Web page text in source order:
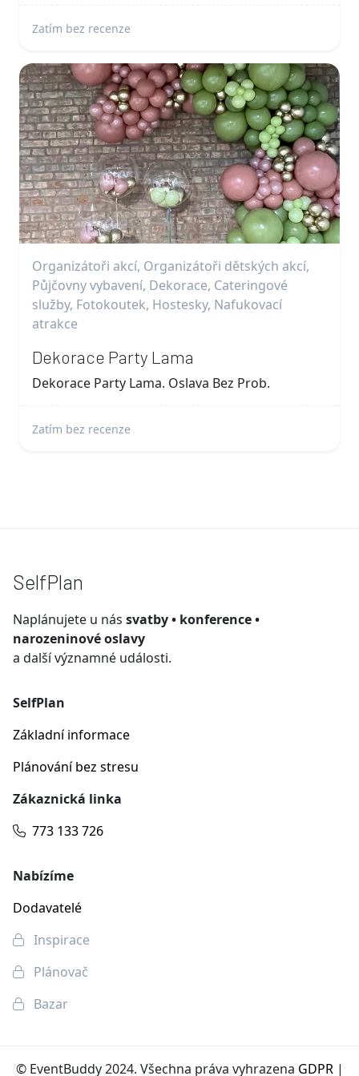
Zatím bez recenze
Organizátoři akcí, Organizátoři dětských akcí,
Půjčovny vybavení, Dekorace, Cateringové
služby, Fotokoutek, Hostesky, Nafukovací
atrakce
Dekorace Party Lama
Dekorace Party Lama. Oslava Bez Prob.
Zatím bez recenze
SelfPlan
Naplánujete u nás svatby • konference •
narozeninové oslavy
a další významné události.
SelfPlan
Základní informace
Plánování bez stresu
Zákaznická linka
773 133 726
Nabízíme
Dodavatelé
Inspirace
Plánovač
Bazar
© EventBuddy 2024. Všechna práva vyhrazena GDPR|